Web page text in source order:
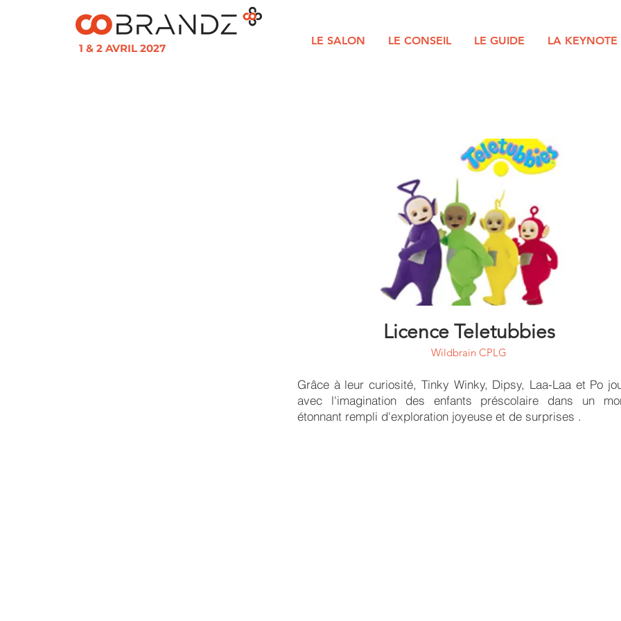
1 & 2 AVRIL 2027
LE SALON LE CONSEIL LE GUIDE LA KEYNOTE
Licence Teletubbies
Wildbrain CPLG
Grâce à leur curiosité, Tinky Winky, Dipsy, Laa-Laa et Po
avec l'imagination des enfants préscolaire dans un
étonnant rempli d'exploration joyeuse et de surprises .